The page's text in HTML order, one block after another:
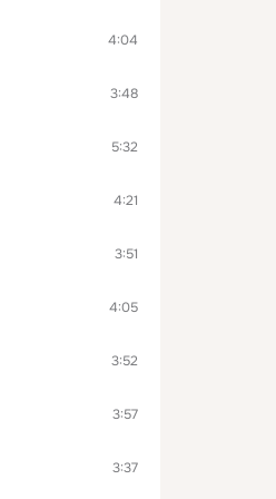
4:04
3:48
5:32
4:21
3:51
4:05
3:52
3:57
3:37